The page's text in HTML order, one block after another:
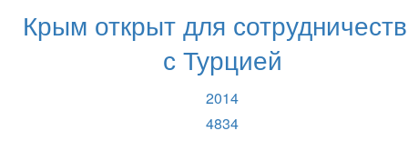
Крым открыт для
с Турцией
2014
4834